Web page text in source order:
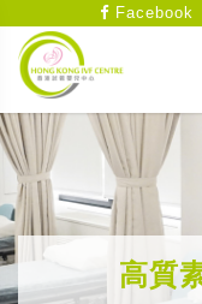
Facebook
高質